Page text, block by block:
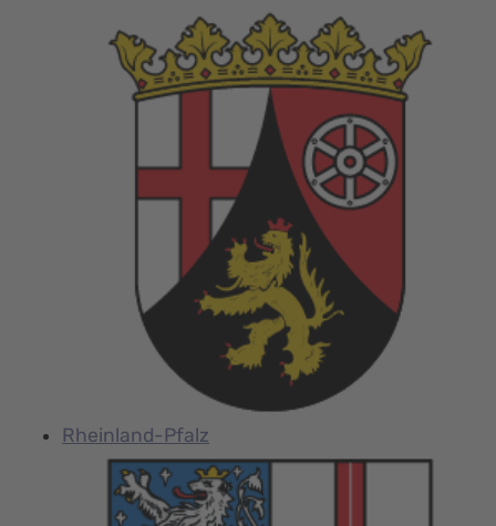
Rheinland-Pfalz